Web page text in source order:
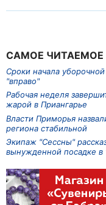
САМОЕ ЧИТАЕМОЕ
Сроки начала
"вправо"
Рабочая неделя
жарой в Приангарье
Власти Приморья
региона стабильной
Экипаж "Сессны"
вынужденной посадке в